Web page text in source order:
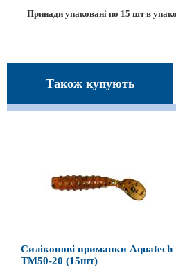
Принади упаковані по 15 шт в
Також купують
Силіконові приманки Aquatech
ТМ50-20 (15шт)